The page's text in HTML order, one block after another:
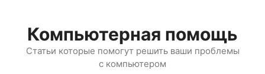
содержимому
Компьютерная помощь
Статьи которые помогут решить ваши проблемы
с компьютером